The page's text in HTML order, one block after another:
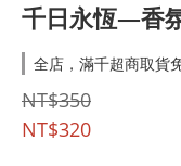
千日永恆—香
全店，滿千超商取貨
NT$350
NT$320